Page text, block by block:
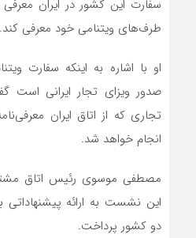
سفارت این کشور در ایران
طرف‌های ویتنامی خود معرفی کند.
او با اشاره به اینکه سفارت
صدور ویزای تجار ایرانی است
تجاری که از اتاق ایران
انجام خواهد شد.
مصطفی موسوی رئیس اتاق
این نشست به ارائه پیشنهاداتی
دو کشور پرداخت.